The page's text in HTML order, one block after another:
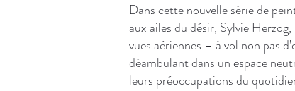
Dans cette nouvelle série de
aux ailes du désir, Sylvie
vues aériennes – à vol non pas
déambulant dans un espace
leurs préoccupations du